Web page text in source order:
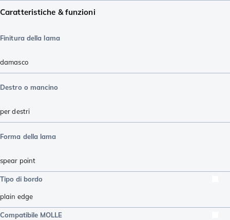
Caratteristiche & funzioni
Finitura della lama
damasco
Destro o mancino
per destri
Forma della lama
spear point
Tipo di bordo
plain edge
Compatibile MOLLE